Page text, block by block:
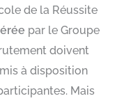
de la Réussite
par le Groupe
doivent
à disposition
Mais